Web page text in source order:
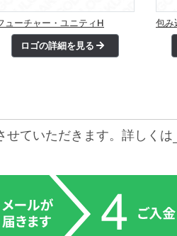
ューチャー・ユニティH
ロゴの詳細を見る
包み
せていただきます。詳しくは